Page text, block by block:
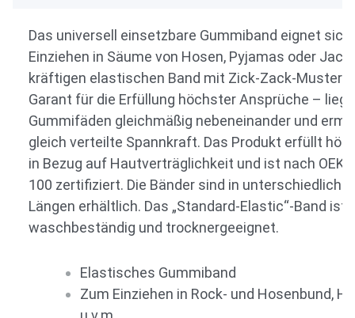
Das universell einsetzbare Gummiband eignet
Einziehen in Säume von Hosen, Pyjamas oder
kräftigen elastischen Band mit Zick-Zack-Muster
Garant für die Erfüllung höchster Ansprüche –
Gummifäden gleichmäßig nebeneinander und
gleich verteilte Spannkraft. Das Produkt erfüllt
in Bezug auf Hautverträglichkeit und ist nach
100 zertifiziert. Die Bänder sind in
Längen erhältlich. Das „Standard-Elastic“-Band ist
waschbeständig und trocknergeeignet.
Elastisches Gummiband
Zum Einziehen in Rock- und Hosenbund,